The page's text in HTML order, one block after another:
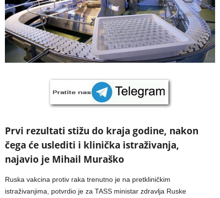
Prvi rezultati stižu do kraja godine, nakon
čega će uslediti i klinička istraživanja,
najavio je Mihail Muraško
Ruska vakcina protiv raka trenutno je na pretkliničkim
istraživanjima, potvrdio je za TASS ministar zdravlja Ruske